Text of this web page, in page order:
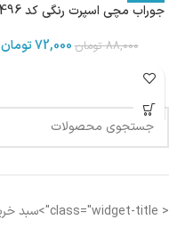
جوراب مچی اسپرت رنگی کد 1496
88,000 تومان72,000تومان
< class="widget-title">سبد خرید